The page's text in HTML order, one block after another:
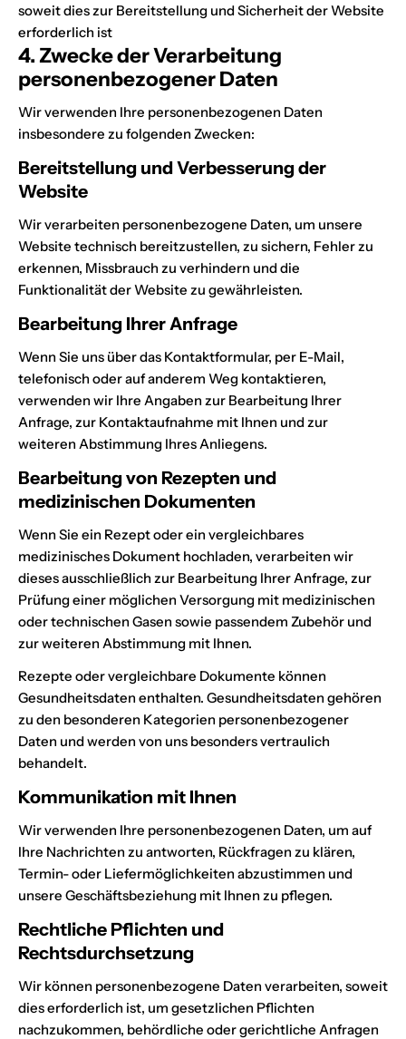
soweit dies zur Bereitstellung und Sicherheit der Website
erforderlich ist
4. Zwecke der Verarbeitung
personenbezogener Daten
Wir verwenden Ihre personenbezogenen Daten
insbesondere zu folgenden Zwecken:
Bereitstellung und Verbesserung der
Website
Wir verarbeiten personenbezogene Daten, um unsere
Website technisch bereitzustellen, zu sichern, Fehler zu
erkennen, Missbrauch zu verhindern und die
Funktionalität der Website zu gewährleisten.
Bearbeitung Ihrer Anfrage
Wenn Sie uns über das Kontaktformular, per E-Mail,
telefonisch oder auf anderem Weg kontaktieren,
verwenden wir Ihre Angaben zur Bearbeitung Ihrer
Anfrage, zur Kontaktaufnahme mit Ihnen und zur
weiteren Abstimmung Ihres Anliegens.
Bearbeitung von Rezepten und
medizinischen Dokumenten
Wenn Sie ein Rezept oder ein vergleichbares
medizinisches Dokument hochladen, verarbeiten wir
dieses ausschließlich zur Bearbeitung Ihrer Anfrage, zur
Prüfung einer möglichen Versorgung mit medizinischen
oder technischen Gasen sowie passendem Zubehör und
zur weiteren Abstimmung mit Ihnen.
Rezepte oder vergleichbare Dokumente können
Gesundheitsdaten enthalten. Gesundheitsdaten gehören
zu den besonderen Kategorien personenbezogener
Daten und werden von uns besonders vertraulich
behandelt.
Kommunikation mit Ihnen
Wir verwenden Ihre personenbezogenen Daten, um auf
Ihre Nachrichten zu antworten, Rückfragen zu klären,
Termin- oder Liefermöglichkeiten abzustimmen und
unsere Geschäftsbeziehung mit Ihnen zu pflegen.
Rechtliche Pflichten und
Rechtsdurchsetzung
Wir können personenbezogene Daten verarbeiten, soweit
dies erforderlich ist, um gesetzlichen Pflichten
nachzukommen, behördliche oder gerichtliche Anfragen